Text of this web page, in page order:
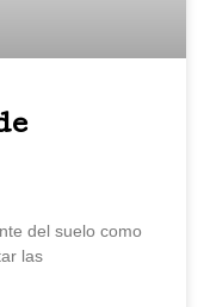
del suelo como
las